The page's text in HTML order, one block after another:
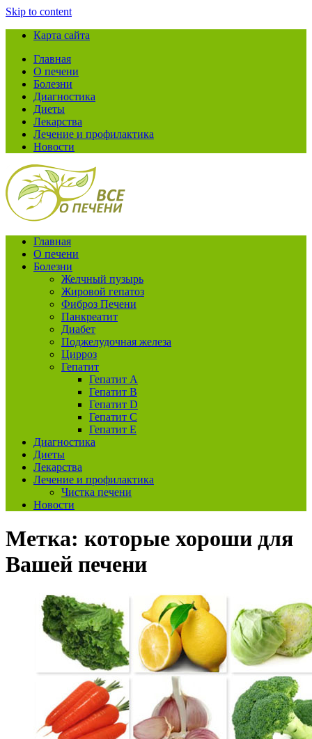
Skip to content
Карта сайта
Главная
О печени
Болезни
Диагностика
Диеты
Лекарства
Лечение и профилактика
Новости
Главная
О печени
Болезни
Желчный пузырь
Жировой гепатоз
Фиброз Печени
Панкреатит
Диабет
Поджелудочная железа
Цирроз
Гепатит
Гепатит А
Гепатит B
Гепатит D
Гепатит С
Гепатит E
Диагностика
Диеты
Лекарства
Лечение и профилактика
Чистка печени
Новости
Метка: которые хороши для
Вашей печени